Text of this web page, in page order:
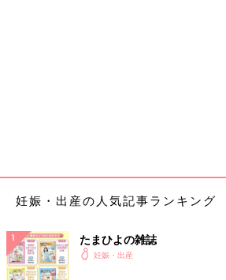
妊娠・出産の人気記事ランキング
たまひよの雑誌
妊娠・出産